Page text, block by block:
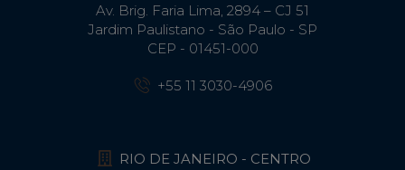
Av. Brig. Faria Lima, 2894 – CJ 51
Jardim Paulistano - São Paulo - SP
CEP - 01451-000
+55 11 3030-4906
RIO DE JANEIRO - CENTRO